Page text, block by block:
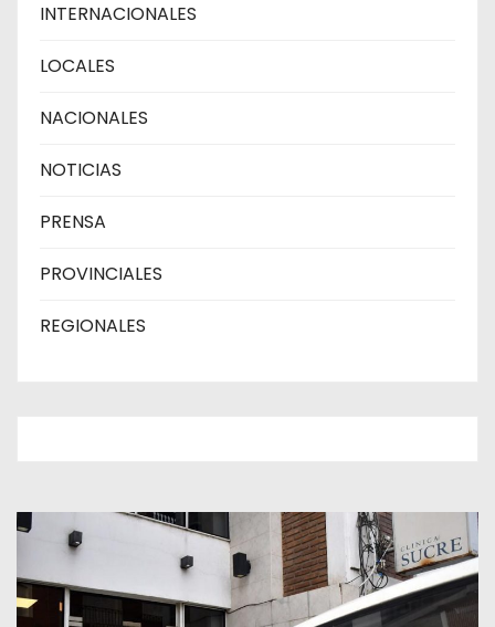
INTERNACIONALES
LOCALES
NACIONALES
NOTICIAS
PRENSA
PROVINCIALES
REGIONALES